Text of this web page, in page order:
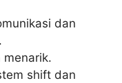
dan
menarik.
shift dan